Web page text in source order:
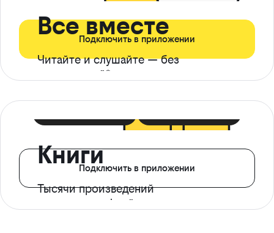
Все вместе
Читайте и слушайте — без
ограничений*
Подключить в приложении
Книги
Тысячи произведений
с доступом офлайн
Подключить в приложении